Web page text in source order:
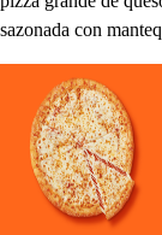
sazonada con